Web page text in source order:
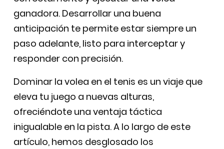
ganadora. Desarrollar una buena
anticipación te permite estar siempre un
paso adelante, listo para interceptar y
responder con precisión.
Dominar la volea en el tenis es un viaje que
eleva tu juego a nuevas alturas,
ofreciéndote una ventaja táctica
inigualable en la pista. A lo largo de este
artículo, hemos desglosado los